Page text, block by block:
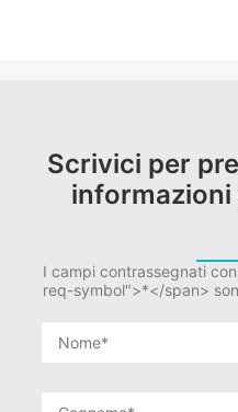
Scrivici per
I campi contrassegnati
req-symbol">*</span>